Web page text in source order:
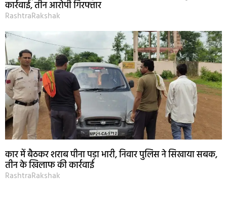
कार्रवाई, तीन आरोपी गिरफ्तार
RashtraRakshak
कार में बैठकर शराब पीना पड़ा भारी, निवार पुलिस ने सिखाया सबक,
तीन के खिलाफ की कार्रवाई
RashtraRakshak